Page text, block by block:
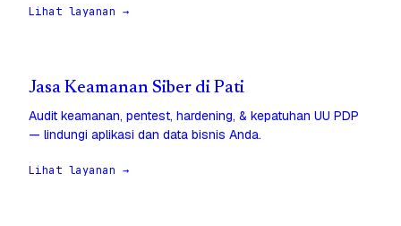
Lihat layanan →
Jasa Keamanan Siber di Pati
Audit keamanan, pentest, hardening, & kepatuhan UU PDP
— lindungi aplikasi dan data bisnis Anda.
Lihat layanan →